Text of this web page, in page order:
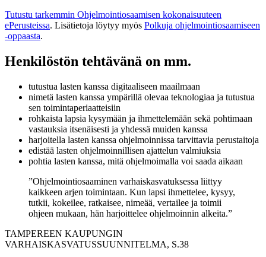
Tutustu tarkemmin Ohjelmointiosaamisen kokonaisuuteen
ePerusteissa. Lisätietoja löytyy myös Polkuja ohjelmointiosaamiseen
-oppaasta.
Henkilöstön tehtävänä on mm.
tutustua lasten kanssa digitaaliseen maailmaan
nimetä lasten kanssa ympärillä olevaa teknologiaa ja tutustua
sen toimintaperiaatteisiin
rohkaista lapsia kysymään ja ihmettelemään sekä pohtimaan
vastauksia itsenäisesti ja yhdessä muiden kanssa
harjoitella lasten kanssa ohjelmoinnissa tarvittavia perustaitoja
edistää lasten ohjelmoinnillisen ajattelun valmiuksia
pohtia lasten kanssa, mitä ohjelmoimalla voi saada aikaan
”Ohjelmointiosaaminen varhaiskasvatuksessa liittyy
kaikkeen arjen toimintaan. Kun lapsi ihmettelee, kysyy,
tutkii, kokeilee, ratkaisee, nimeää, vertailee ja toimii
ohjeen mukaan, hän harjoittelee ohjelmoinnin alkeita.”
TAMPEREEN KAUPUNGIN
VARHAISKASVATUSSUUNNITELMA, S.38